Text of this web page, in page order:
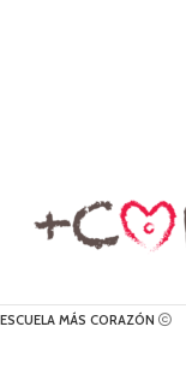
ESCUELA MÁS CORAZÓN